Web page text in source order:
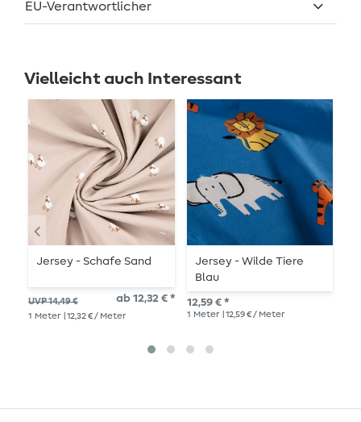
EU-Verantwortlicher
Vielleicht auch Interessant
Jersey - Schafe Sand
UVP 14,49 € ab 12,32 € *
1 Meter | 12,32 € / Meter
Jersey - Wilde Tiere
Blau
12,59 € *
1 Meter | 12,59 € / Meter